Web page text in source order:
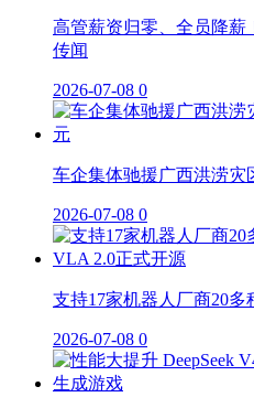
高管薪资归零、全员降薪
传闻
2026-07-08 0
车企集体驰援广西洪涝灾
2026-07-08 0
支持17家机器人厂商20
2026-07-08 0